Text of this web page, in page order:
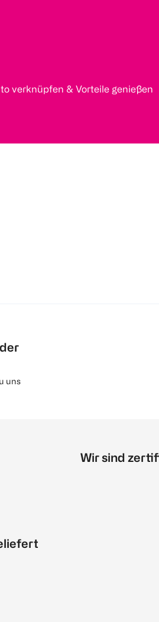
verknüpfen & Vorteile genießen
uns
Wir sind